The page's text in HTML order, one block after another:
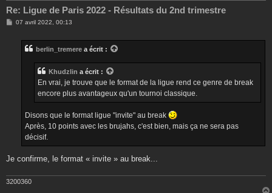
Re: Ligue de Paris 2022 - Résultats du 2nd trimestre
M07 avril 2022, 00:13
berlin_tremere a écrit :
Khudzlin a écrit :
En vrai, je trouve que le format de la ligue rend ce genre de break
encore plus avantageux qu'un tournoi classique.
Disons que le format ligue "invite" au break
Après, 10 points avec les brujahs, c'est bien, mais ça ne sera pas
décisif.
Je confirme, le format « invite » au break...
3200360